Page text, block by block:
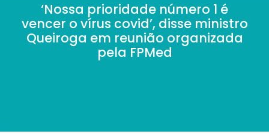
‘Nossa prioridade número 1 é
vencer o vírus covid’, disse ministro
Queiroga em reunião organizada
pela FPMed